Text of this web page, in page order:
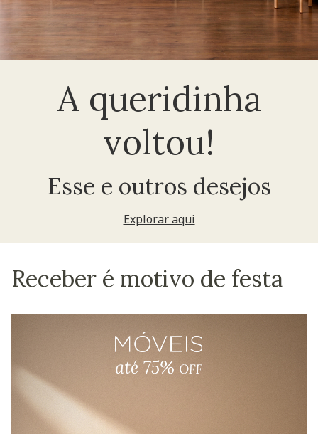
A queridinha
voltou!
Esse e outros desejos
Explorar aqui
Receber é motivo de festa